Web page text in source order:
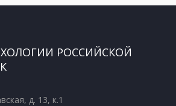
РОССИЙСКОЙ
д. 13, к.1